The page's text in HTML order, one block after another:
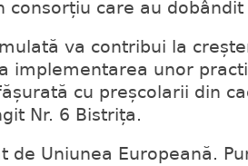
consorțiu care au
va contribui la
implementarea unor
cu preșcolarii din
Nr. 6 Bistrița.
de Uniunea Europeană.